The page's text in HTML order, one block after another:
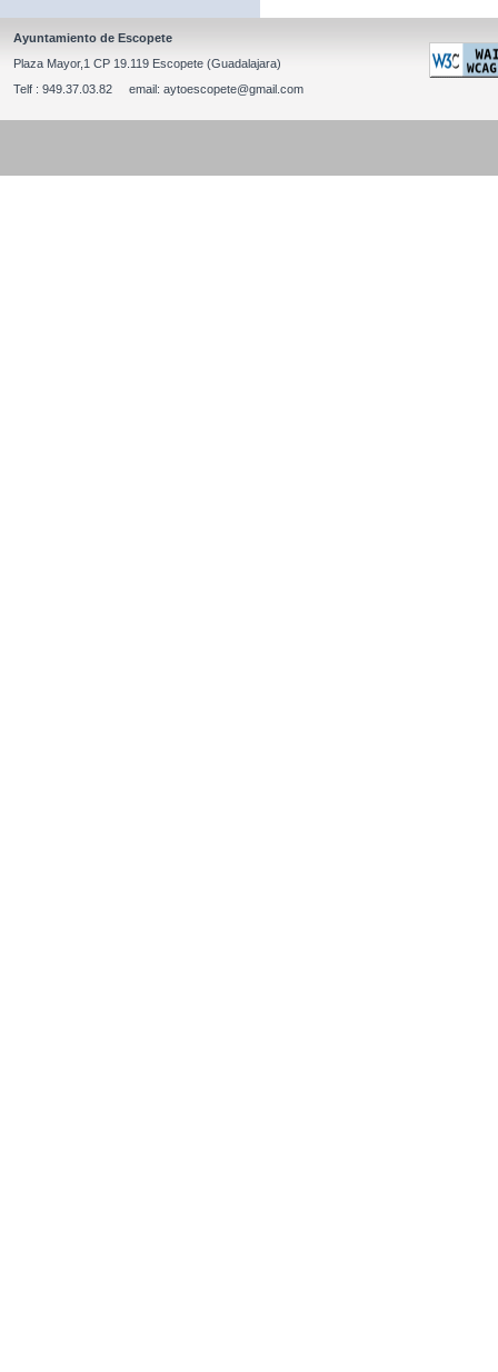
Ayuntamiento de Escopete
Plaza Mayor,1 CP 19.119 Escopete (Guadalajara)
Telf : 949.37.03.82 email: aytoescopete@gmail.com